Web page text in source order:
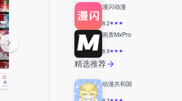
漫闪动漫
8.2
画质MxPro
8.9
精选推荐
动漫共和国